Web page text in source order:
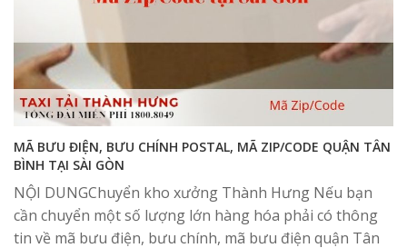
MÃ BƯU ĐIỆN, BƯU CHÍNH POSTAL, MÃ ZIP/CODE QUẬN TÂN
BÌNH TẠI SÀI GÒN
NỘI DUNGChuyển kho xưởng Thành Hưng Nếu bạn
cần chuyển một số lượng lớn hàng hóa phải có thông
tin về mã bưu điện, bưu chính, mã bưu điện quận Tân